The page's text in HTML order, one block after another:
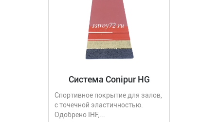
Система Conipur HG
Спортивное покрытие для залов,
с точечной эластичностью.
Одобрено IHF,...